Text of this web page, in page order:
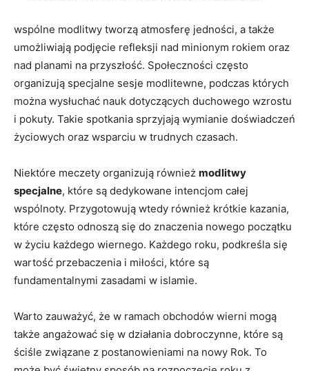
wspólne modlitwy tworzą atmosferę jedności, a także
umożliwiają podjęcie refleksji nad minionym rokiem oraz
nad planami na przyszłość. Społeczności często
organizują specjalne sesje modlitewne, podczas których
można wysłuchać nauk dotyczących duchowego wzrostu
i pokuty. Takie spotkania sprzyjają wymianie doświadczeń
życiowych oraz wsparciu w trudnych czasach.
Niektóre meczety organizują również modlitwy
specjalne, które są dedykowane intencjom całej
wspólnoty. Przygotowują wtedy również krótkie kazania,
które często odnoszą się do znaczenia nowego początku
w życiu każdego wiernego. Każdego roku, podkreśla się
wartość przebaczenia i miłości, które są
fundamentalnymi zasadami w islamie.
Warto zauważyć, że w ramach obchodów wierni mogą
także angażować się w działania dobroczynne, które są
ściśle związane z postanowieniami na nowy Rok. To